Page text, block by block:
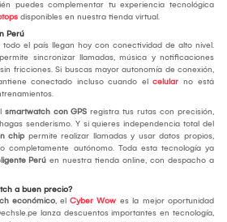
puedes complementar tu experiencia tecnológica
disponibles en nuestra tienda virtual.
Perú
todo el país llegan hoy con conectividad de alto nivel.
permite sincronizar llamadas, música y notificaciones
fricciones. Si buscas mayor autonomía de conexión,
conectado incluso cuando el celular no está
smartwatch con GPS registra tus rutas con precisión,
senderismo. Y si quieres independencia total del
chippermite realizar llamadas y usar datos propios,
completamente autónomo. Toda esta tecnología ya
Perú en nuestra tienda online, con despacho a
a buen precio?
económico, el Cyber Wow es la mejor oportunidad
lanza descuentos importantes en tecnología,